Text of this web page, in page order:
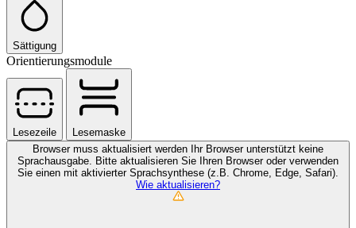
Sättigung
Orientierungsmodule
Lesezeile
Lesemaske
Browser muss aktualisiert werden Ihr Browser unterstützt keine
Sprachausgabe. Bitte aktualisieren Sie Ihren Browser oder verwenden
Sie einen mit aktivierter Sprachsynthese (z.B. Chrome, Edge, Safari).
Wie aktualisieren?